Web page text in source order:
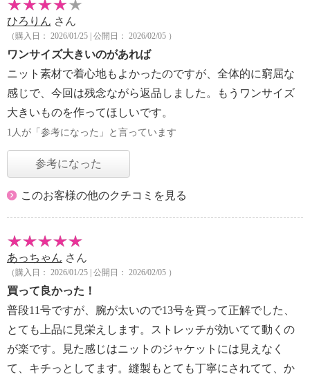
ひろりん さん
（購入日： 2026/01/25 | 公開日： 2026/02/05 ）
ワンサイズ大きいのがあれば
ニット素材で着心地もよかったのですが、全体的に窮屈な
感じで、今回は残念ながら返品しました。もうワンサイズ
大きいものを作ってほしいです。
1人が「参考になった」と言っています
参考になった
このお客様の他のクチコミを見る
あっちゃん さん
（購入日： 2026/01/25 | 公開日： 2026/02/05 ）
買って良かった！
普段11号ですが、腕が太いので13号を買って正解でした、
とても上品に見栄えします。ストレッチが効いてて動くの
が楽です。見た感じはニットのジャケットには見えなく
て、キチっとしてます。縫製もとても丁寧にされてて、か